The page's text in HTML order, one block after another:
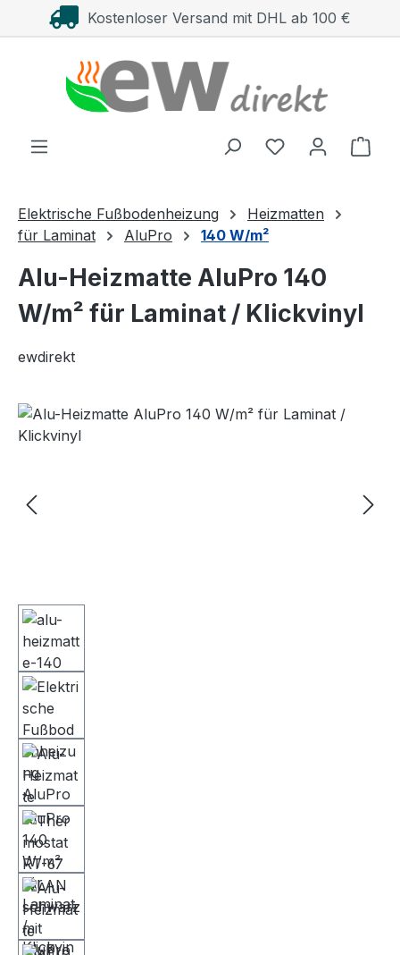
Zum Hauptinhalt springen
Kostenloser Versand mit DHL ab 100 €
Elektrische Fußbodenheizung
Heizmatten
für Laminat
AluPro 140 W/m²
Alu-Heizmatte AluPro 140
W/m² für Laminat / Klickvinyl
ewdirekt
Bildergalerie überspringen